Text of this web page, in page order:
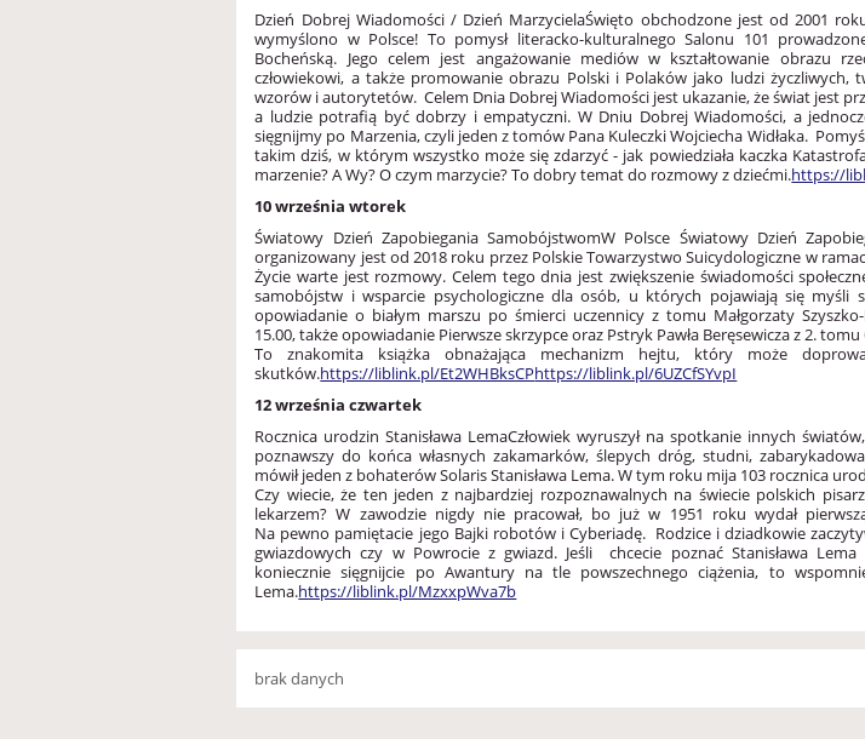
Dzień Dobrej Wiadomości / Dzień MarzycielaŚwięto obchodzone jest od 2001
wymyślono w Polsce! To pomysł literacko-kulturalnego Salonu 101
Bocheńską. Jego celem jest angażowanie mediów w kształtowanie obrazu
człowiekowi, a także promowanie obrazu Polski i Polaków jako ludzi życzliwych,
wzorów i autorytetów. Celem Dnia Dobrej Wiadomości jest ukazanie, że świat jest
a ludzie potrafią być dobrzy i empatyczni. W Dniu Dobrej Wiadomości, a
sięgnijmy po Marzenia, czyli jeden z tomów Pana Kuleczki Wojciecha Widłaka.
takim dziś, w którym wszystko może się zdarzyć - jak powiedziała kaczka
marzenie?A Wy? O czym marzycie? To dobry temat do rozmowy z dziećmi.https://
10 września wtorek
Światowy Dzień Zapobiegania SamobójstwomW Polsce Światowy Dzień
organizowany jest od 2018 roku przez Polskie Towarzystwo Suicydologiczne w
Życie warte jest rozmowy. Celem tego dnia jest zwiększenie świadomości
samobójstw i wsparcie psychologiczne dla osób, u których pojawiają się myśli
opowiadanie o białym marszu po śmierci uczennicy z tomu Małgorzaty
15.00, także opowiadanie Pierwsze skrzypce oraz Pstryk Pawła Beręsewicza z 2.
To znakomita książka obnażająca mechanizm hejtu, który może
skutków.https://liblink.pl/Et2WHBksCPhttps://liblink.pl/6UZCfSYvpI
12 września czwartek
Rocznica urodzin Stanisława LemaCzłowiek wyruszył na spotkanie innych
poznawszy do końca własnych zakamarków, ślepych dróg, studni,
mówił jeden z bohaterów Solaris Stanisława Lema.W tym roku mija 103 rocznica
Czy wiecie, że ten jeden z najbardziej rozpoznawalnych na świecie polskich
lekarzem? W zawodzie nigdy nie pracował, bo już w 1951 roku wydał
Na pewno pamiętacie jego Bajki robotów i Cyberiadę. Rodzice i dziadkowie
gwiazdowych czy w Powrocie z gwiazd. Jeśli chcecie poznać Stanisława
koniecznie sięgnijcie po Awantury na tle powszechnego ciążenia, to
Lema.https://liblink.pl/MzxxpWva7b
brak danych